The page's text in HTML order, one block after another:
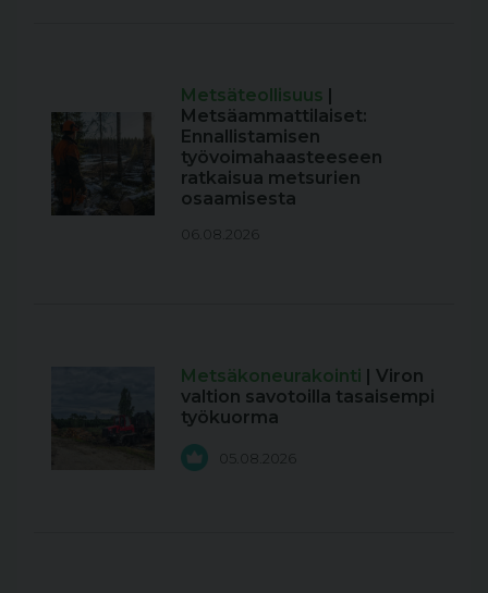
Metsäteollisuus
Metsäammattilaiset:
Ennallistamisen
työvoimahaasteeseen
ratkaisua metsurien
osaamisesta
06.08.2026
Metsäkoneurakointi
| Viron
valtion savotoilla tasaisempi
työkuorma
05.08.2026